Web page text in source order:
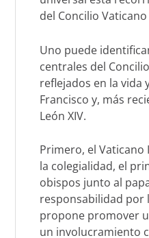
del Concilio Vaticano
Uno puede
centrales del
reflejados en la vida
Francisco y, más
León XIV.
Primero, el Vaticano
la colegialidad, el
obispos junto al
responsabilidad por
propone promover
un involucramiento